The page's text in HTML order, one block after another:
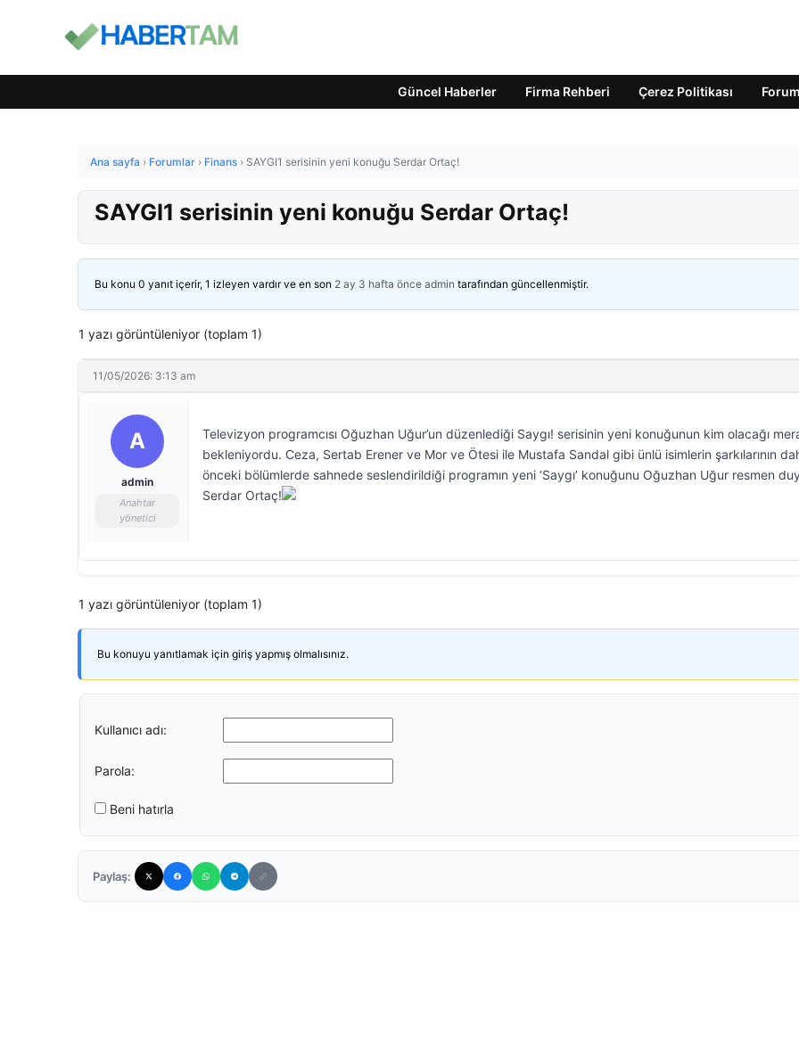
Güncel Haberler Firma Rehberi Çerez Politikası Forum
Ana sayfa › Forumlar › Finans › SAYGI1 serisinin yeni konuğu Serdar Ortaç!
SAYGI1 serisinin yeni konuğu Serdar Ortaç!
Bu konu 0 yanıt içerir, 1 izleyen vardır ve en son 2 ay 3 hafta önce admin tarafından güncellenmiştir.
1 yazı görüntüleniyor (toplam 1)
11/05/2026: 3:13 am
A
admin
Anahtar
yönetici
Televizyon programcısı Oğuzhan Uğur’un düzenlediği Saygı! serisinin yeni konuğunun kim olacağı
bekleniyordu. Ceza, Sertab Erener ve Mor ve Ötesi ile Mustafa Sandal gibi ünlü isimlerin şarkılarının
önceki bölümlerde sahnede seslendirildiği programın yeni ‘Saygı’ konuğunu Oğuzhan Uğur resmen
Serdar Ortaç!
1 yazı görüntüleniyor (toplam 1)
Bu konuyu yanıtlamak için giriş yapmış olmalısınız.
Kullanıcı adı:
Parola:
Beni hatırla
Paylaş: